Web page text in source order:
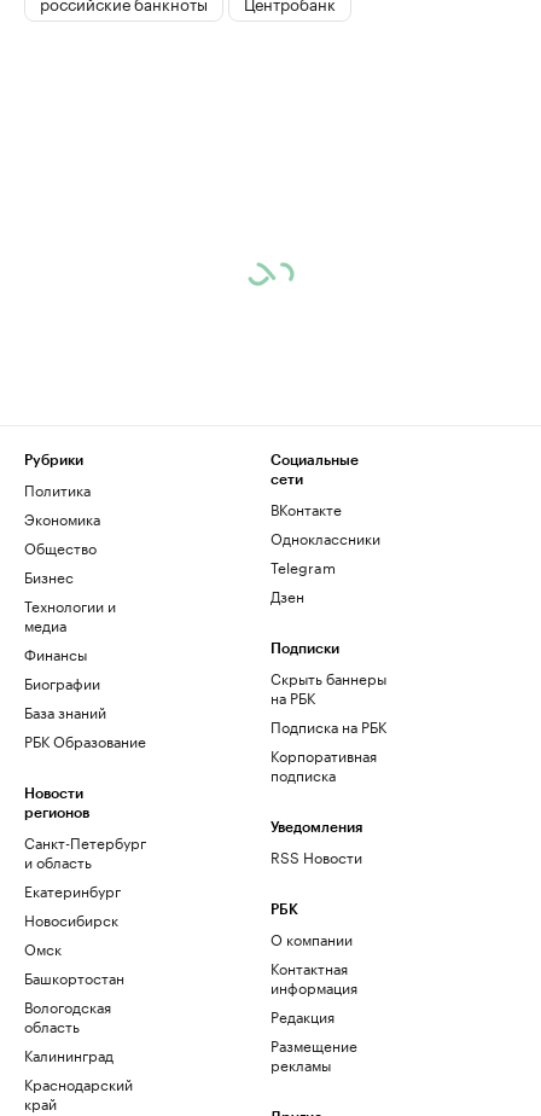
Рубрики
Политика
Экономика
Общество
Бизнес
Технологии и
медиа
Финансы
Биографии
База знаний
РБК Образование
Новости
регионов
Санкт-Петербург
и область
Екатеринбург
Новосибирск
Омск
Башкортостан
Вологодская
область
Калининград
Краснодарский
край
Социальные
сети
ВКонтакте
Одноклассники
Telegram
Дзен
Подписки
Скрыть баннеры
на РБК
Подписка на РБК
Корпоративная
подписка
Уведомления
RSS Новости
РБК
О компании
Контактная
информация
Редакция
Размещение
рекламы